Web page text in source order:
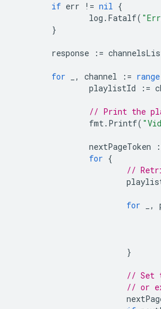
if err != nil {
log . Fatalf(
}
response :=
for , channel := range
playlistId
:=
// Print the
fmt. Printf(
nextPageToken
for {
//
for ,
}
// Set
// or